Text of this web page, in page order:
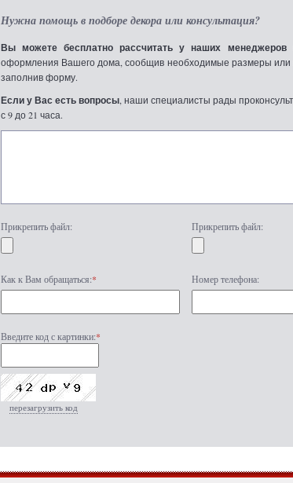
Нужна помощь в подборе декора или консультация?
Вы можете бесплатно рассчитать у наших менеджеров
оформления Вашего дома, сообщив необходимые размеры или
заполнив форму.
Если у Вас есть вопросы , наши специалисты рады
с 9 до 21 часа.
Прикрепить файл: Прикрепить файл:
Как к Вам обращаться:* Номер телефона:
Введите код с картинки:*
перезагрузить код